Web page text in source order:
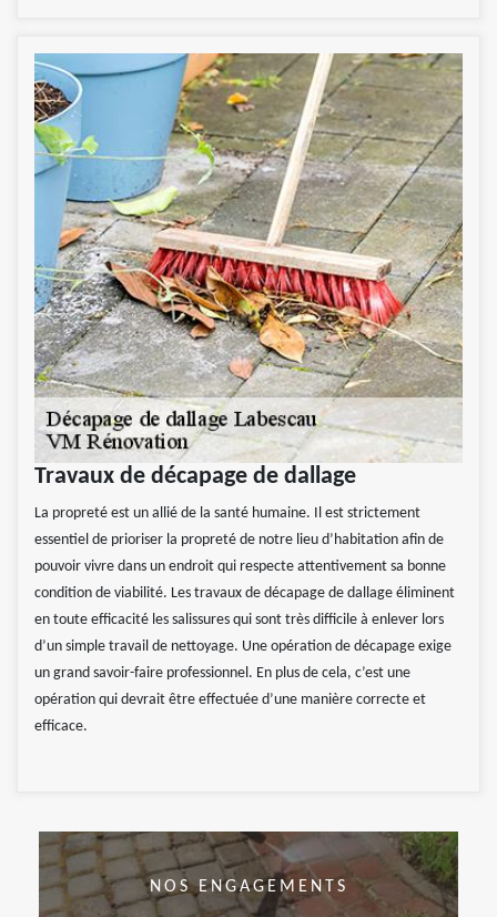
Travaux de décapage de dallage
La propreté est un allié de la santé humaine. Il est strictement
essentiel de prioriser la propreté de notre lieu d’habitation afin de
pouvoir vivre dans un endroit qui respecte attentivement sa bonne
condition de viabilité. Les travaux de décapage de dallage éliminent
en toute efficacité les salissures qui sont très difficile à enlever lors
d’un simple travail de nettoyage. Une opération de décapage exige
un grand savoir-faire professionnel. En plus de cela, c’est une
opération qui devrait être effectuée d’une manière correcte et
efficace.
NOS ENGAGEMENTS